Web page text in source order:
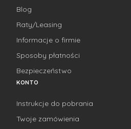
Blog
Raty/Leasing
Informacje o firmie
Sposoby płatności
Bezpieczeństwo
KONTO
Instrukcje do pobrania
Twoje zamówienia